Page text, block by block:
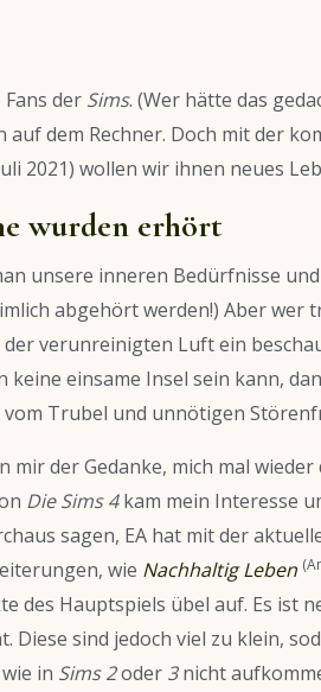
der Sims. (Wer hätte das
auf dem Rechner. Doch mit der
2021) wollen wir ihnen neues
wurden erhört
unsere inneren Bedürfnisse
abgehört werden!) Aber wer
verunreinigten Luft ein
keine einsame Insel sein kann,
vom Trubel und unnötigen
mir der Gedanke, mich mal wieder
Die Sims 4kam mein Interesse
sagen, EA hat mit der
wie Nachhaltig Leben
des Hauptspiels übel auf. Es ist
Diese sind jedoch viel zu klein,
in Sims 2oder 3nicht